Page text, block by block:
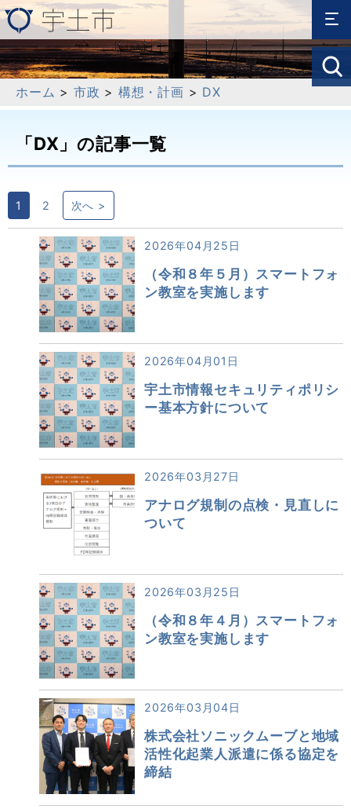
ホーム > 市政 > 構想・計画 > DX
「DX」の記事一覧
1 2 次へ >
2026年04月25日
（令和８年５月）スマートフォ
ン教室を実施します
2026年04月01日
宇土市情報セキュリティポリシ
ー基本方針について
2026年03月27日
アナログ規制の点検・見直しに
ついて
2026年03月25日
（令和８年４月）スマートフォ
ン教室を実施します
2026年03月04日
株式会社ソニックムーブと地域
活性化起業人派遣に係る協定を
締結